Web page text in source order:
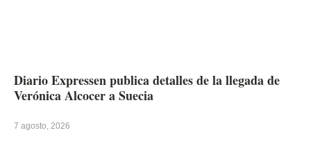
Diario Expressen publica detalles de la llegada de
Verónica Alcocer a Suecia
7 agosto, 2026